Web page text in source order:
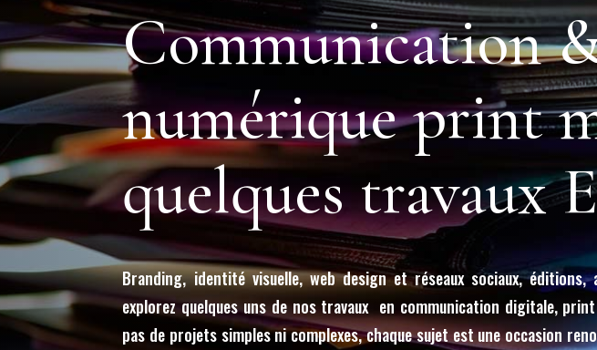
Communication
numérique print
quelques travaux
Branding, identité visuelle, web design et réseaux sociaux, éditions,
explorez quelques uns de nos travaux en communication digitale,
pas de projets simples ni complexes, chaque sujet est une occasion